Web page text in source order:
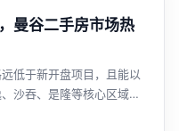
曼谷二手房市场热
低于新开盘项目，且能以
沙吞、是隆等核心区域转